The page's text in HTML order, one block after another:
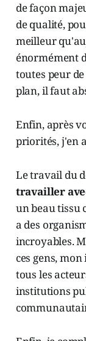
de façon
de qualité,
meilleur
énormément
toutes peur
plan, il faut
Enfin, après
priorités, j'en
Le travail du
travailler
un beau tissu
a des
incroyables.
ces gens,
tous les
institutions